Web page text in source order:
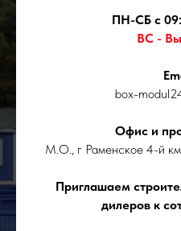
ПН-СБ с
ВС -
box-
Офис и
М.О., г Раменское 4-й
Приглашаем
дилеров к